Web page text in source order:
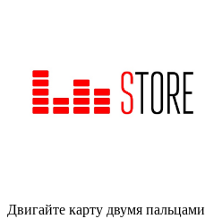
Двигайте карту двумя пальцами